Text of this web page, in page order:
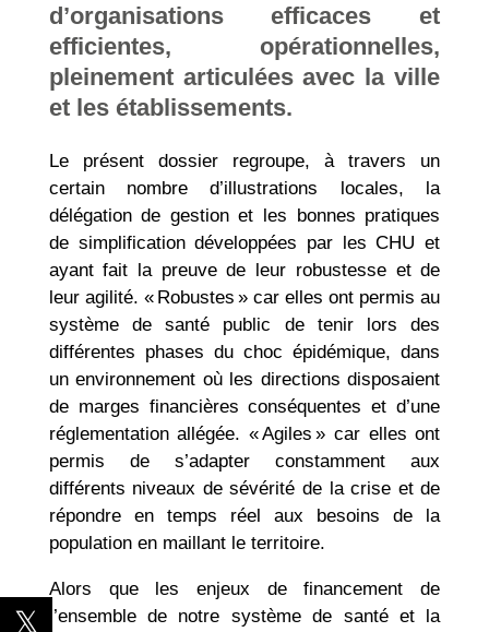
d’organisations efficaces et
efficientes, opérationnelles,
pleinement articulées avec la ville
et les établissements.
Le présent dossier regroupe, à travers un
certain nombre d’illustrations locales, la
délégation de gestion et les bonnes pratiques
de simplification développées par les CHU et
ayant fait la preuve de leur robustesse et de
leur agilité. « Robustes » car elles ont permis au
système de santé public de tenir lors des
différentes phases du choc épidémique, dans
un environnement où les directions disposaient
de marges financières conséquentes et d’une
réglementation allégée. « Agiles » car elles ont
permis de s’adapter constamment aux
différents niveaux de sévérité de la crise et de
répondre en temps réel aux besoins de la
population en maillant le territoire.
Alors que les enjeux de financement de
l’ensemble de notre système de santé et la